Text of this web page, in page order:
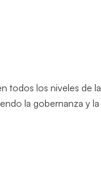
todos los niveles de
la gobernanza y